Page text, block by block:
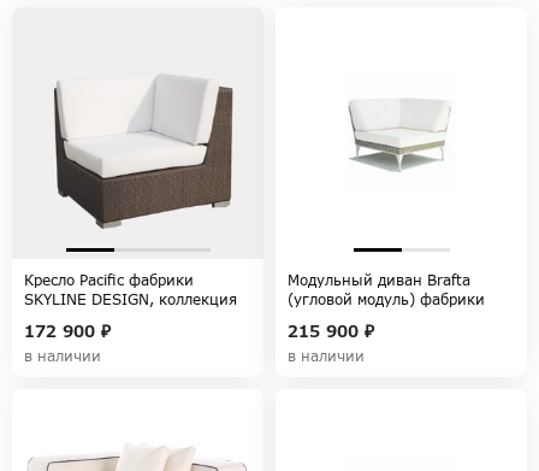
Кресло Pacific фабрики
SKYLINE DESIGN, коллекция
172 900 ₽
в наличии
Модульный диван Brafta
(угловой модуль) фабрики
BRAFTA
215 900 ₽
в наличии